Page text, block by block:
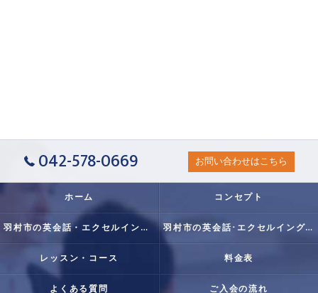
042-578-0669 お問い合わせはこちら
ホーム コンセプト
羽村市の英会話・エクセルイングリッシュクラブの口コミ情報 羽村市の英会話･エクセルイングリッシュクラブの評判
レッスン・コース 料金表
よくある質問 ご入会の流れ